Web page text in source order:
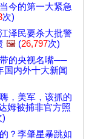
今的第一大紧急
次)
泽民要杀大批警
🖼️ (26,797次)
的央视名嘴──
国内外十大新闻
，美军，该抓的
姆被捕非官方照
)
？李肇星暴跳如